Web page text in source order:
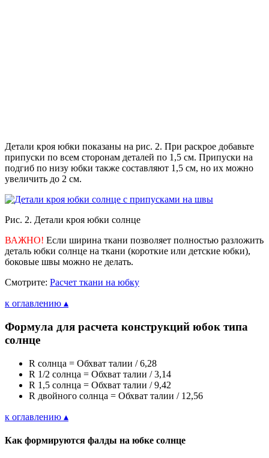
Детали кроя юбки показаны на рис. 2. При раскрое добавьте
припуски по всем сторонам деталей по 1,5 см. Припуски на
подгиб по низу юбки также составляют 1,5 см, но их можно
увеличить до 2 см.
Рис. 2. Детали кроя юбки солнце
ВАЖНО! Если ширина ткани позволяет полностью разложить
деталь юбки солнце на ткани (короткие или детские юбки),
боковые швы можно не делать.
Смотрите: Расчет ткани на юбку
к оглавлению ▴
Формула для расчета конструкций юбок типа
солнце
R солнца = Обхват талии / 6,28
R 1/2 солнца = Обхват талии / 3,14
R 1,5 солнца = Обхват талии / 9,42
R двойного солнца = Обхват талии / 12,56
к оглавлению ▴
Как формируются фалды на юбке солнце